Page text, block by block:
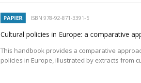
PAPIER ISBN 978-92-871-3391-5
Cultural policies in Europe: a comparative
This handbook provides a comparative
policies in Europe, illustrated by extracts from